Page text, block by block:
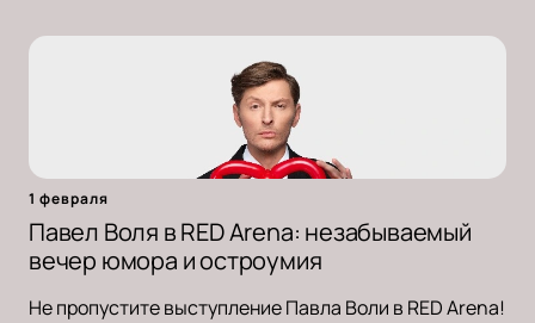
1 февраля
Павел Воля в RED Arena: незабываемый
вечер юмора и остроумия
Не пропустите выступление Павла Воли в RED Arena!